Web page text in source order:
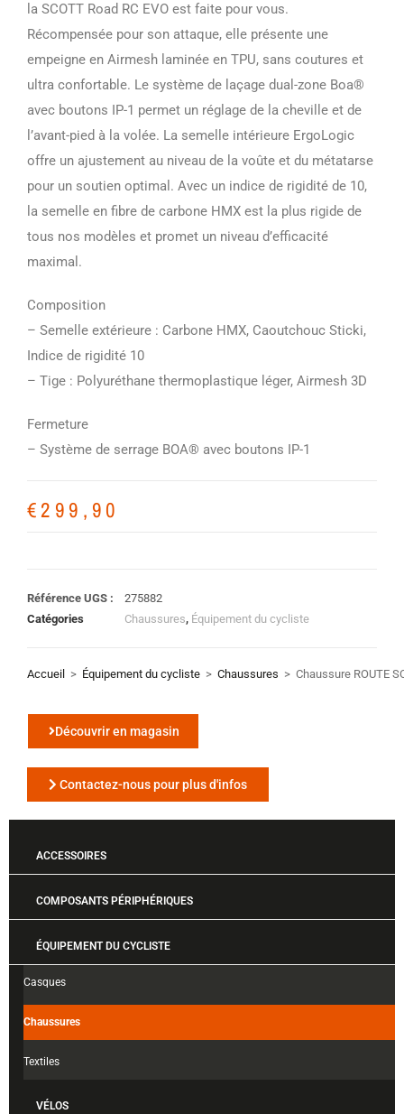
la SCOTT Road RC EVO est faite pour vous.
Récompensée pour son attaque, elle présente une
empeigne en Airmesh laminée en TPU, sans coutures et
ultra confortable. Le système de laçage dual-zone Boa®
avec boutons IP-1 permet un réglage de la cheville et de
l’avant-pied à la volée. La semelle intérieure ErgoLogic
offre un ajustement au niveau de la voûte et du métatarse
pour un soutien optimal. Avec un indice de rigidité de 10,
la semelle en fibre de carbone HMX est la plus rigide de
tous nos modèles et promet un niveau d’efficacité
maximal.
Composition
– Semelle extérieure : Carbone HMX, Caoutchouc Sticki,
Indice de rigidité 10
– Tige : Polyuréthane thermoplastique léger, Airmesh 3D
Fermeture
– Système de serrage BOA® avec boutons IP-1
€299,90
Référence UGS :
275882
Catégories
Chaussures, Équipement du cycliste
Accueil > Équipement du cycliste > Chaussures > Chaussure ROUTE
Découvrir en magasin
Contactez-nous pour plus d'infos
ACCESSOIRES
COMPOSANTS PÉRIPHÉRIQUES
ÉQUIPEMENT DU CYCLISTE
Casques
Chaussures
Textiles
VÉLOS